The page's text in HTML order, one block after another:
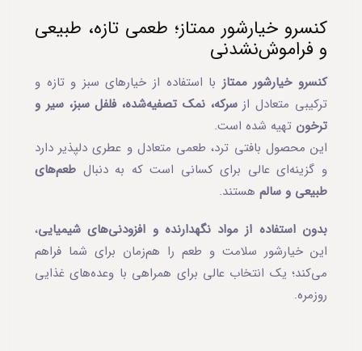
کنسرو خیارشور ممتاز؛ طعمی تازه، طبیعی
و فراموش‌نشدنی
کنسرو خیارشور ممتاز با استفاده از خیارهای سبز و تازه و
ترکیبی متعادل ازسرکه، نمک تصفیه‌شده، فلفل سبز، سیر و
ترخون تهیه شده است.
این محصول بافتی ترد، طعمی متعادل و عطری دلپذیر دارد
و گزینه‌ای عالی برای کسانی است که به دنبال طعم‌های
طبیعی و سالم هستند.
بدون استفاده از مواد نگهدارنده و افزودنی‌های شیمیایی،
این خیارشور سلامت و طعم را هم‌زمان برای شما فراهم
می‌کند؛ یک انتخاب عالی برای همراهی با وعده‌های غذایی
روزمره.